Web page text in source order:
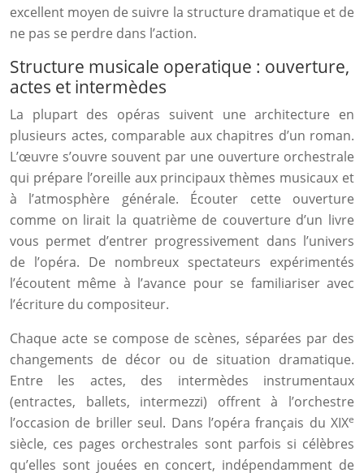
excellent moyen de suivre la structure dramatique et de
ne pas se perdre dans l’action.
Structure musicale operatique : ouverture,
actes et intermèdes
La plupart des opéras suivent une architecture en
plusieurs actes, comparable aux chapitres d’un roman.
L’œuvre s’ouvre souvent par une ouverture orchestrale
qui prépare l’oreille aux principaux thèmes musicaux et
à l’atmosphère générale. Écouter cette ouverture
comme on lirait la quatrième de couverture d’un livre
vous permet d’entrer progressivement dans l’univers
de l’opéra. De nombreux spectateurs expérimentés
l’écoutent même à l’avance pour se familiariser avec
l’écriture du compositeur.
Chaque acte se compose de scènes, séparées par des
changements de décor ou de situation dramatique.
Entre les actes, des intermèdes instrumentaux
(entractes, ballets, intermezzi) offrent à l’orchestre
l’occasion de briller seul. Dans l’opéra français du XIXe
siècle, ces pages orchestrales sont parfois si célèbres
qu’elles sont jouées en concert, indépendamment de